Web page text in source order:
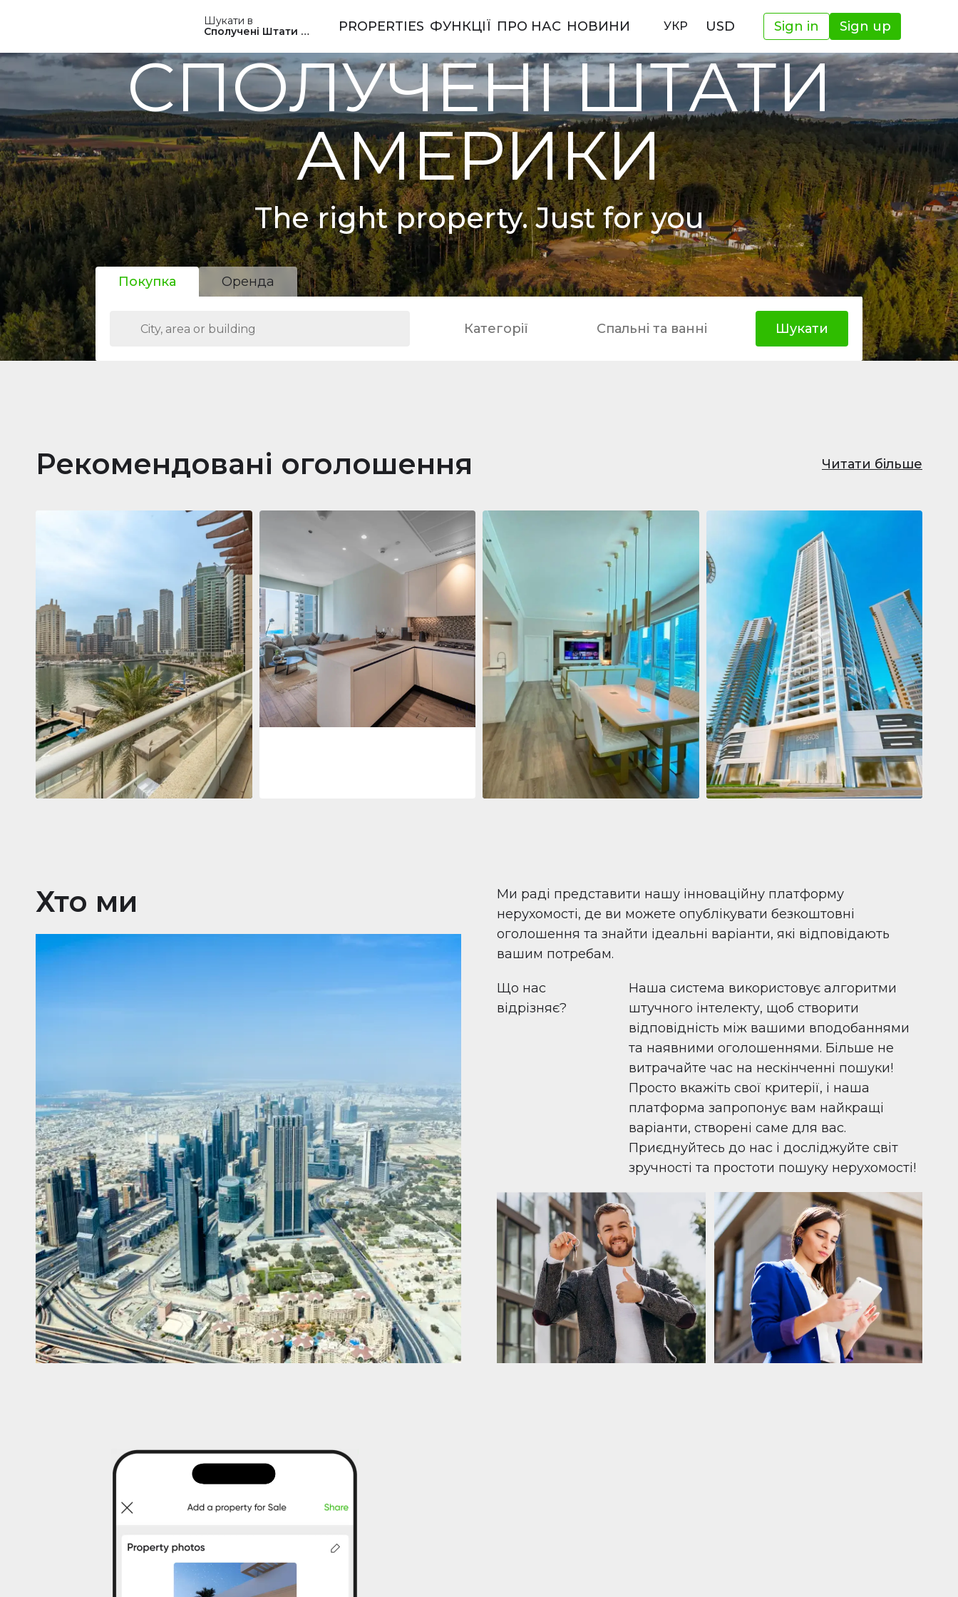
Шукати в
Сполучені Штати АмерикиPROPERTIES ФУНКЦІЇ ПРО НАС НОВИНИ УКР USD Sign in Sign up
СПОЛУЧЕНІ ШТАТИ
АМЕРИКИ
The right property. Just for you
Покупка Оренда
Категорії Спальні та ванні Шукати
Рекомендовані оголошення Читати більше
Квартира2 861 035 $
Beauport Tower
Beauport Tower, Marina Promenade,
Dubai Marina, Dubai
34392 м²
Квартира688 011 $
Jumeirah Living Marina Gate
Jumeirah Living Marina Gate, Marina
Gate, Dubai Marina, Dubai
12 73 м² Квартира 708 447 $
Beauport Tower
Beauport Tower, Marina Promenade,
Dubai Marina, Dubai
96 м²
Квартира681 199 $
Pelagos by IGO
Pelagos by IGO, Dubai Marina, Dubai
1271 м²
Хто ми
Ми раді представити нашу інноваційну платформу
нерухомості, де ви можете опублікувати безкоштовні
оголошення та знайти ідеальні варіанти, які відповідають
вашим потребам.
Що нас
відрізняє?
Наша система використовує алгоритми
штучного інтелекту, щоб створити
відповідність між вашими вподобаннями
та наявними оголошеннями. Більше не
витрачайте час на нескінченні пошуки!
Просто вкажіть свої критерії, і наша
платформа запропонує вам найкращі
варіанти, створені саме для вас.
Приєднуйтесь до нас і досліджуйте світ
зручності та простоти пошуку нерухомості!